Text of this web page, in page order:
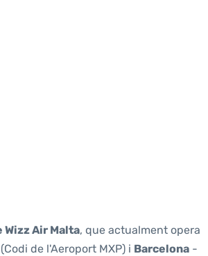
Wizz Air Malta, que actualment opera
de l'Aeroport MXP) i Barcelona -